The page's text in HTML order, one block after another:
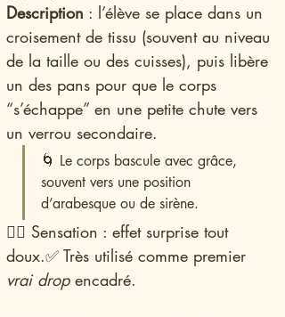
Description : l’élève se place dans un
croisement de tissu (souvent au niveau
de la taille ou des cuisses), puis libère
un des pans pour que le corps
“s’échappe” en une petite chute vers
un verrou secondaire.
🌀 Le corps bascule avec grâce,
souvent vers une position
d’arabesque ou de sirène.
🧚‍♀️ Sensation : effet surprise tout
doux.✅ Très utilisé comme premier
vrai drop encadré.